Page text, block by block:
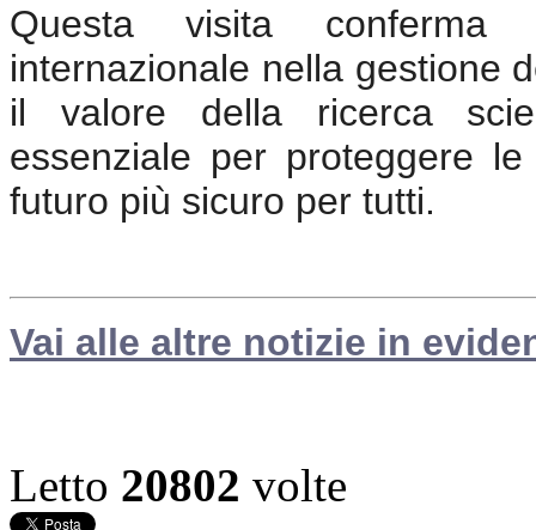
Questa visita conferma
internazionale nella gestione
il valore della ricerca
essenziale per proteggere
futuro più sicuro per tutti.
Vai alle altre notizie in
Letto 20802 volte